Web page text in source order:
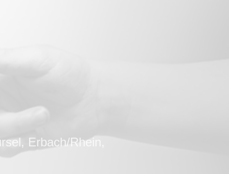
Erbach/Rhein,